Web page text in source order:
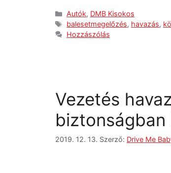
Autók, DMB Kisokos
balesetmegelőzés, havazás,
Hozzászólás
Vezetés
biztonságban
2019. 12. 13. Szerző: Drive Me